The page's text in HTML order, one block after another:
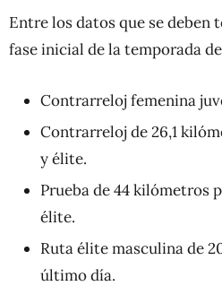
Entre los datos que se deben
fase inicial de la temporada
Contrarreloj femenina
Contrarreloj de 26,1
y élite.
Prueba de 44 kilómetros
élite.
Ruta élite masculina de
último día.